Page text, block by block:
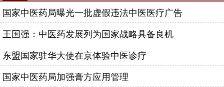
国家中医药局曝光一批虚假违法中医医疗广告
王国强：中医药发展列为国家战略具备良机
东盟国家驻华大使在京体验中医诊疗
国家中医药局加强膏方应用管理